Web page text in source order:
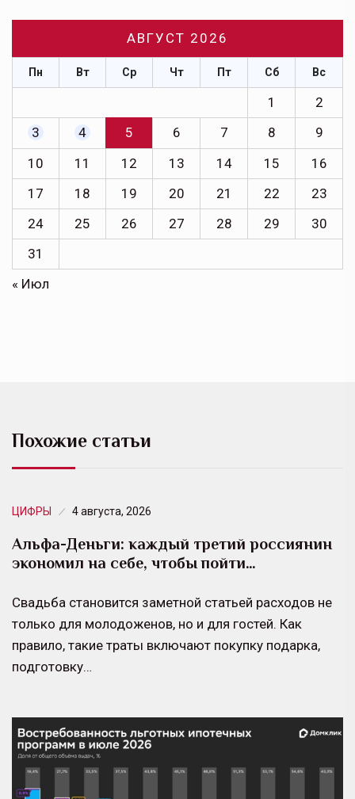
АВГУСТ 2026
Пн Вт Ср Чт Пт Сб Вс
1
2
3
4 5 6 7 8
9
10
11 12 13 14 15
16
17
18 19 20 21 22
23
24
25 26 27 28 29
30
31
« Июл
Похожие статьи
ЦИФРЫ 4 августа, 2026
Альфа-Деньги: каждый третий россиянин
экономил на себе, чтобы пойти…
Свадьба становится заметной статьей расходов не
только для молодоженов, но и для гостей. Как
правило, такие траты включают покупку подарка,
подготовку…